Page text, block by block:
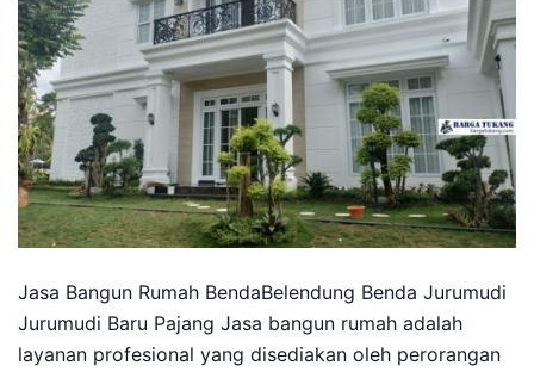
Jasa Bangun Rumah BendaBelendung Benda Jurumudi
Jurumudi Baru Pajang Jasa bangun rumah adalah
layanan profesional yang disediakan oleh perorangan